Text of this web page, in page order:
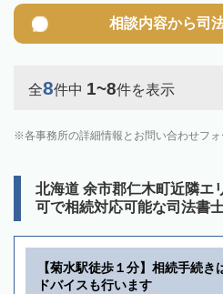
相談内容から司
全8件中 1~8件を表示
各事務所の詳細情報とお問い合わせフ
北海道 余市郡仁木町近隣エ
可で相続対応可能な司法書
【菊水駅徒歩１分】相続手続
ドバイスも行います